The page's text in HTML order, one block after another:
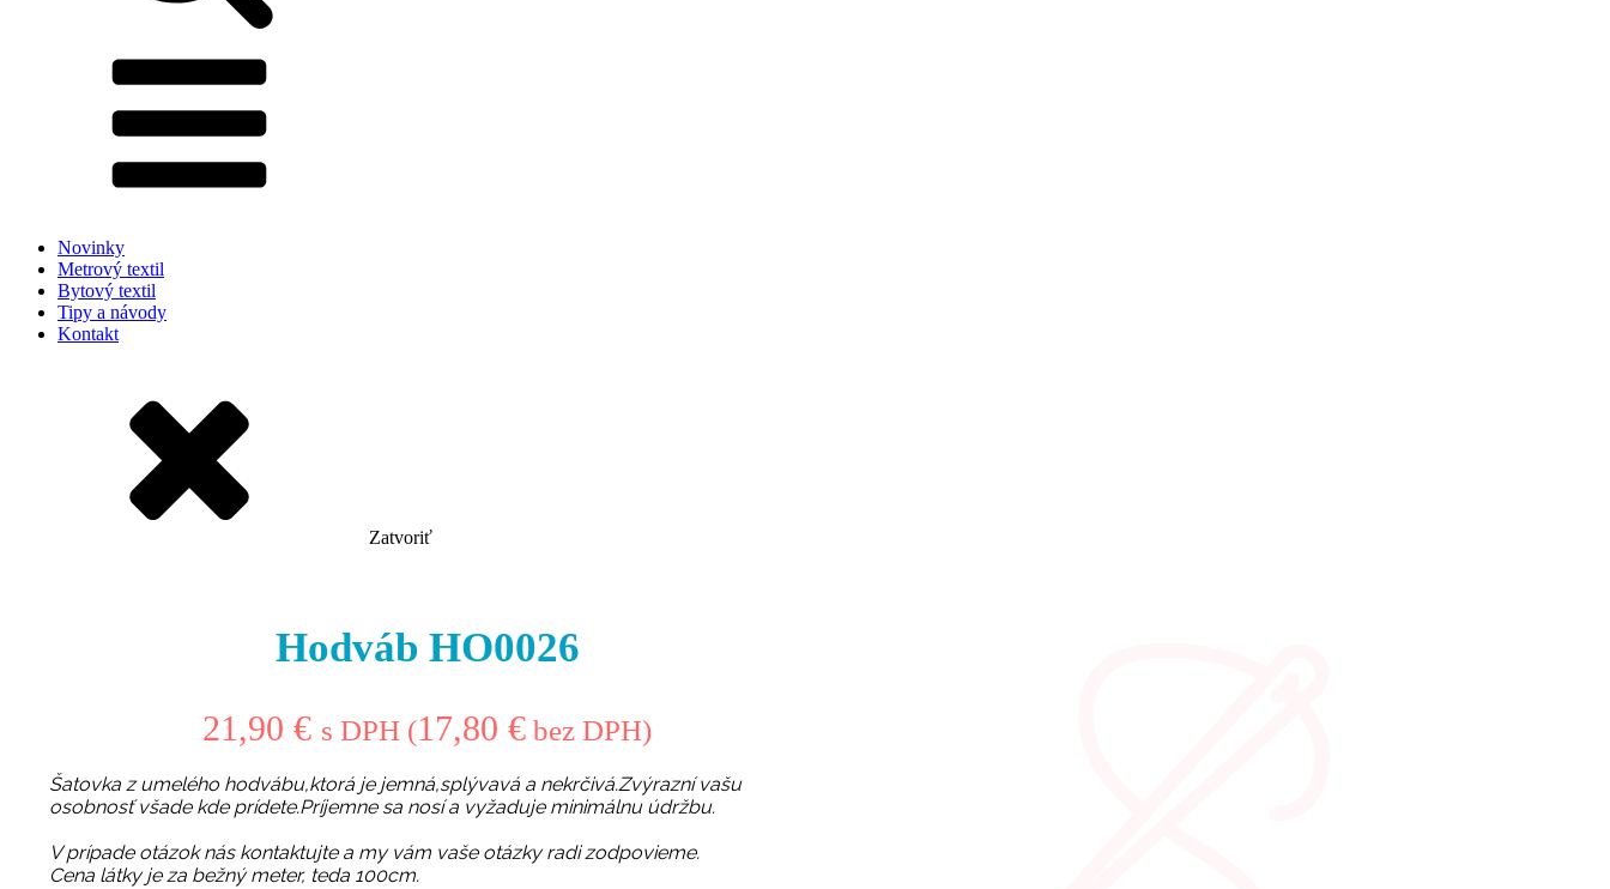
Novinky
Metrový textil
Bytový textil
Tipy a návody
Kontakt
Zatvoriť
Hodváb HO0026
21,90€ s DPH (17,80€ bez DPH)
Šatovka z umelého hodvábu,ktorá je jemná,splývavá a nekrčivá.Zvýrazní vašu
osobnosť všade kde prídete.Príjemne sa nosí a vyžaduje minimálnu údržbu.
V prípade otázok nás kontaktujte a my vám vaše otázky radi zodpovieme.
Cena látky je za bežný meter, teda 100cm.